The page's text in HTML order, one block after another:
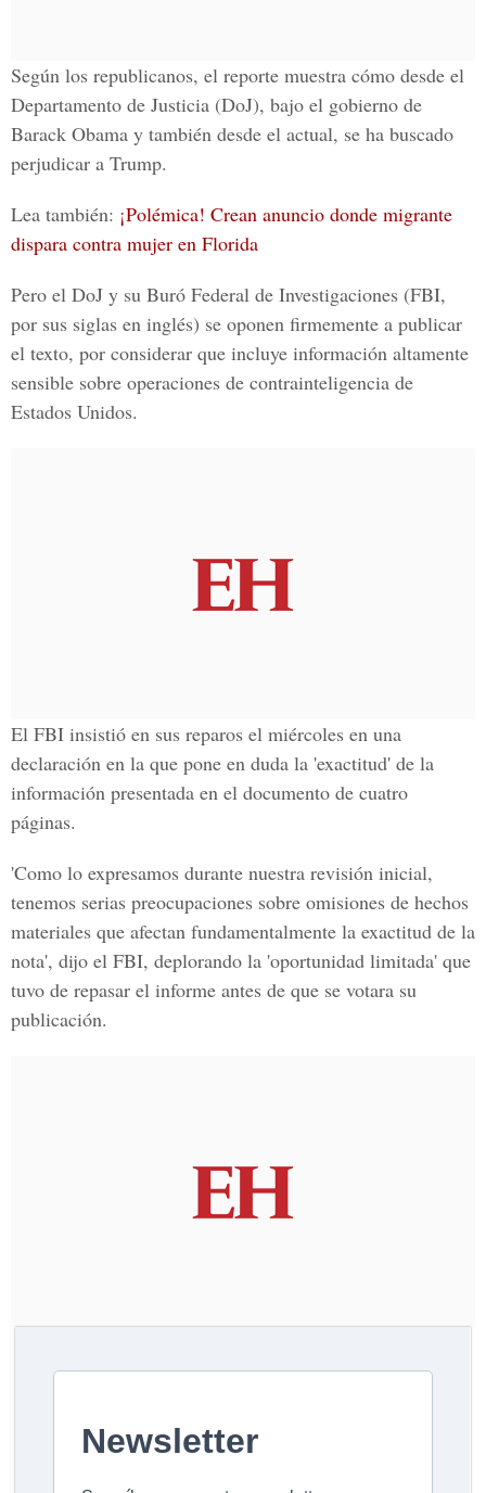
Según los republicanos, el reporte muestra cómo desde el
Departamento de Justicia (DoJ), bajo el gobierno de
Barack Obama y también desde el actual, se ha buscado
perjudicar a Trump.
Lea también: ¡Polémica! Crean anuncio donde migrante
dispara contra mujer en Florida
Pero el DoJ y su Buró Federal de Investigaciones (FBI,
por sus siglas en inglés) se oponen firmemente a publicar
el texto, por considerar que incluye información altamente
sensible sobre operaciones de contrainteligencia de
Estados Unidos.
El FBI insistió en sus reparos el miércoles en una
declaración en la que pone en duda la 'exactitud' de la
información presentada en el documento de cuatro
páginas.
'Como lo expresamos durante nuestra revisión inicial,
tenemos serias preocupaciones sobre omisiones de hechos
materiales que afectan fundamentalmente la exactitud de la
nota', dijo el FBI, deplorando la 'oportunidad limitada' que
tuvo de repasar el informe antes de que se votara su
publicación.